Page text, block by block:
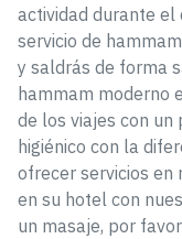
actividad durante el
servicio de
y saldrás de forma
hammam moderno
de los viajes con
higiénico con la
ofrecer servicios en
en su hotel con
un masaje, por